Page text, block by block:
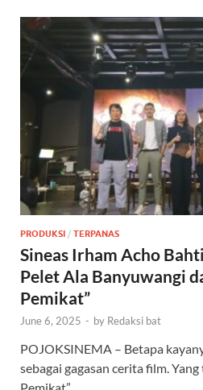
PRODUKSI / TERPANAS
Sineas Irham Acho
Pelet Ala Banyuwangi
Pemikat”
June 6, 2025 - by Redaksi bat
POJOKSINEMA – Betapa
sebagai gagasan cerita film.